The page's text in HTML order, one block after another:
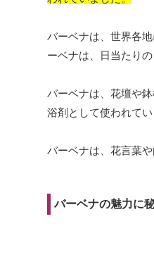
バーベナは、世界各
ーベナは、日当たり
バーベナは、花壇や
浴剤として使われて
バーベナは、花言葉
バーベナの魅力に